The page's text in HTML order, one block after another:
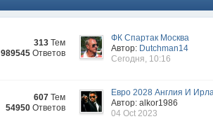
313 Тем
989545 Ответов
ФК Спартак Москва
Автор: Dutchman14
Сегодня, 10:16
607 Тем
54950 Ответов
Евро 2028 Англия И
Автор: alkor1986
04 Oct 2023